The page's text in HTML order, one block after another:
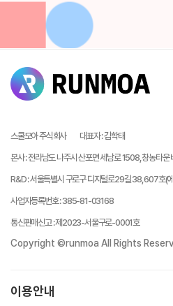
스쿨모아 주식회사 대표자:김학태
본사:전라남도 나주시 산포면 세남로 1508, 창농타운
R&D:서울특별시 구로구 디지털로29길 38, 607호(
사업자등록번호:385-81-03168
통신판매신고:제2023-서울구로-0001호
Copyright ©runmoa All Rights
이용안내